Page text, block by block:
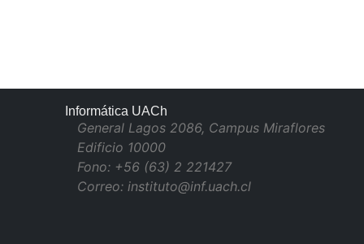
Informática UACh
General Lagos 2086, Campus Miraflores
Edificio 10000
Fono: +56 (63) 2 221427
Correo: instituto@inf.uach.cl